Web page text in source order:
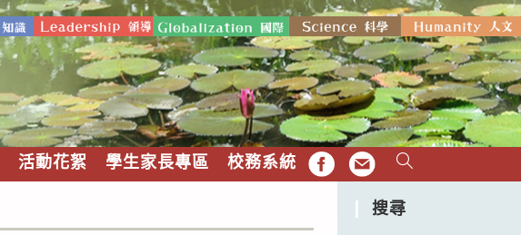
活動花絮 學生家長專區 校務系統 FB EMAIL
搜尋